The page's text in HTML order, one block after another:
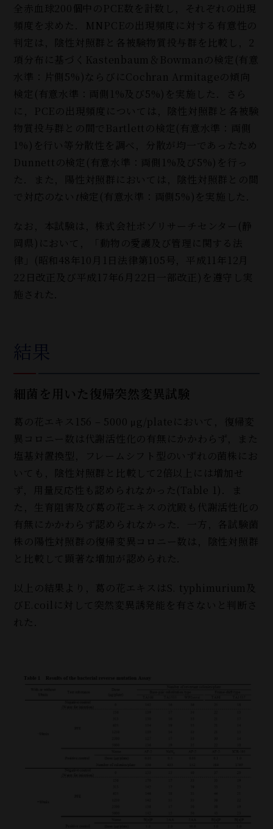
全赤血球200個中のPCE数を計数し，それぞれの出現
頻度を求めた．MNPCEの出現頻度に対する有意性の
判定は，陰性対照群と各被験物質投与群を比較し，2
項分布に基づくKastenbaum＆Bowmanの検定(有意
水準：片側5%)ならびにCochran Armitageの傾向
検定(有意水準：両側1%及び5%)を実施した．さら
に，PCEの出現頻度については，陰性対照群と各被験
物質投与群との間でBartlettの検定(有意水準：両側
1%)を行い等分散性を調べ，分散が均一であったため
Dunnettの検定(有意水準：両側1%及び5%)を行っ
た．また，陽性対照群においては，陰性対照群との間
で対応のない t 検定(有意水準：両側5%)を実施した．
なお，本試験は，株式会社ボゾリサーチセンター(静
岡県 ) において，「動物の愛護及び管理に関する法
律」(昭和48年10月1日法律第105号，平成11年12月
22日改正及び平成17年6月22日一部改正)を遵守し実
施された．
結果
細菌を用いた復帰突然変異試験
葛の花エキス156 – 5000 μg/plateにおいて，復帰変
異コロニー数は代謝活性化の有無にかかわらず，また
塩基対置換型，フレームシフト型のいずれの菌株にお
いても，陰性対照群と比較して2倍以上には増加せ
ず，用量反応性も認められなかった(Table 1)．ま
た，生育阻害及び葛の花エキスの沈殿も代謝活性化の
有無にかかわらず認められなかった．一方，各試験菌
株の陽性対照群の復帰変異コロニー数は，陰性対照群
と比較して顕著な増加が認められた．
以上の結果より，葛の花エキスはS. typhimurium及
びE.coilに対して突然変異誘発能を有さないと判断さ
れた．